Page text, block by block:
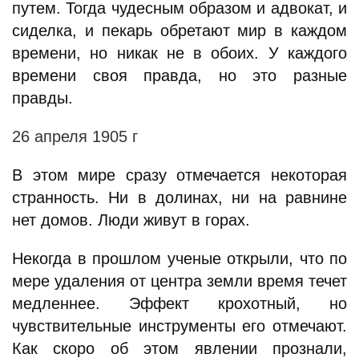
путем. Тогда чудесным образом и адвокат, и
сиделка, и пекарь обретают мир в каждом
времени, но никак не в обоих. У каждого
времени своя правда, но это разные
правды.
26 апреля 1905 г
В этом мире сразу отмечается некоторая
странность. Ни в долинах, ни на равнине
нет домов. Люди живут в горах.
Некогда в прошлом ученые открыли, что по
мере удаления от центра земли время течет
медленнее. Эффект крохотный, но
чувствительные инструменты его отмечают.
Как скоро об этом явлении прознали,